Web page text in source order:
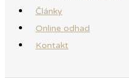
Články
Online odhad
Kontakt